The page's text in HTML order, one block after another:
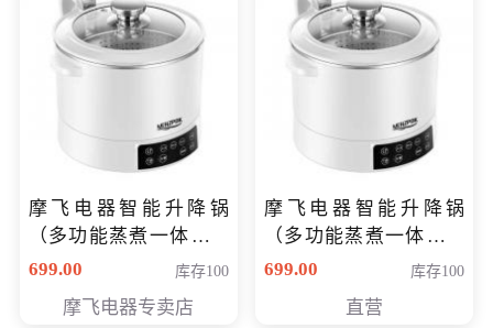
摩飞电器智能升降锅
（多功能蒸煮一体锅）
（智能升降养生锅） 会
699.00 库存100
摩飞电器专卖店
摩飞电器智能升降锅
（多功能蒸煮一体锅）
（智能升降养生锅） 会
699.00 库存100
直营